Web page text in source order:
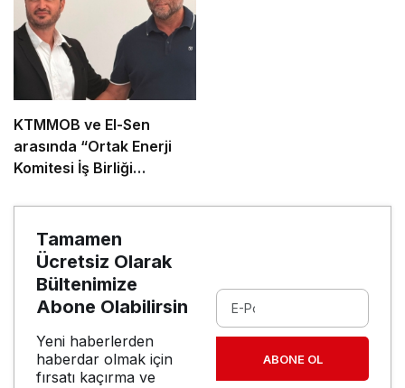
KTMMOB ve El-Sen
arasında “Ortak Enerji
Komitesi İş Birliği
Tamamen
Ücretsiz Olarak
Bültenimize
Abone Olabilirsin
Yeni haberlerden
haberdar olmak için
fırsatı kaçırma ve
ABONE OL